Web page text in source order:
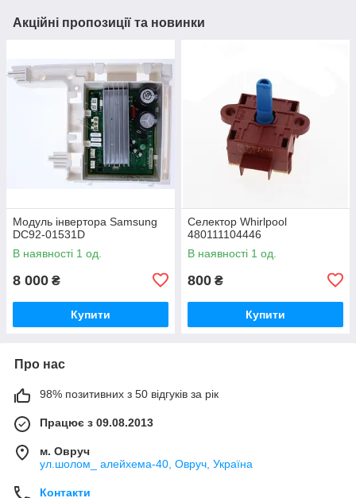
Акційні пропозиції та новинки
Модуль інвертора Samsung
DC92-01531D
В наявності 1 од.
8 000 ₴
Купити
Селектор Whirlpool
480111104446
В наявності 1 од.
800 ₴
Купити
Про нас
98% позитивних з 50 відгуків за рік
Працює з 09.08.2013
м. Овруч
ул.шолом_ алейхема-40, Овруч, Україна
Контакти